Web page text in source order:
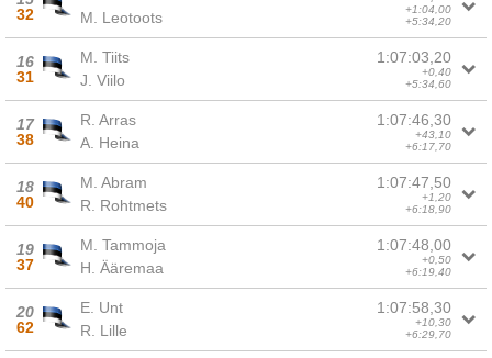
32
M. Leotoots
+1:04,00
+5:34,20
16
31
M. Tiits
J. Viilo
1:07:03,20
+0,40
+5:34,60
17
38
R. Arras
A. Heina
1:07:46,30
+43,10
+6:17,70
18
40
M. Abram
R. Rohtmets
1:07:47,50
+1,20
+6:18,90
19
37
M. Tammoja
H. Ääremaa
1:07:48,00
+0,50
+6:19,40
20
62
E. Unt
R. Lille
1:07:58,30
+10,30
+6:29,70